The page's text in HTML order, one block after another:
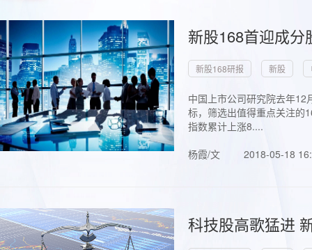
新股168首迎成
新股168研报 新股
中国上市公司研究院去年
标，筛选出值得重点关注的
指数累计上涨8....
杨霞/文
2018-05-18
科技股高歌猛进